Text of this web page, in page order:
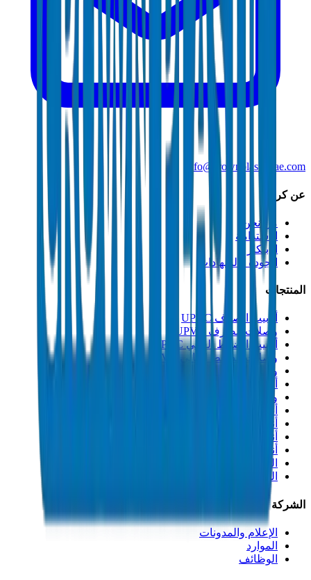
info@crownplasticuae.com
عن كراون
من نحن
الاستدامة
الابتكار
الجودة والشهادات
المنتجات
أنابيب الصرف UPVC
وصلات الصرف UPVC
أنابيب الضغط العالي PVC
وصلات الضغط العالي PVC
وصلات PVC جدول 40
أنابيب مجاري PVC
وصلات مجاري PVC
أنابيب القنوات PVC
أنابيب PP-R
أنابيب HDPE
أنابيب PEX
التصنيعات والإكسسوارات
المذيبات
الشركة
الإعلام والمدونات
الموارد
الوظائف